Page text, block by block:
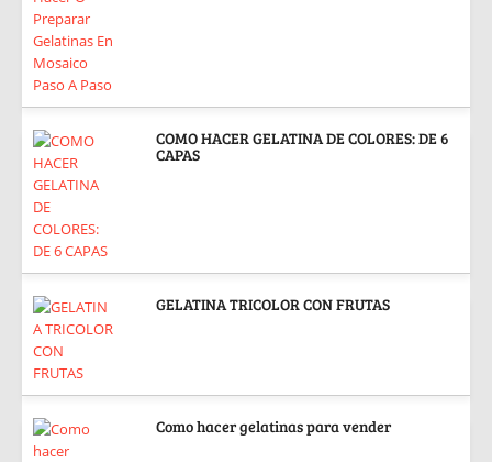
COMO HACER GELATINA DE COLORES: DE 6
CAPAS
GELATINA TRICOLOR CON FRUTAS
Como hacer gelatinas para vender